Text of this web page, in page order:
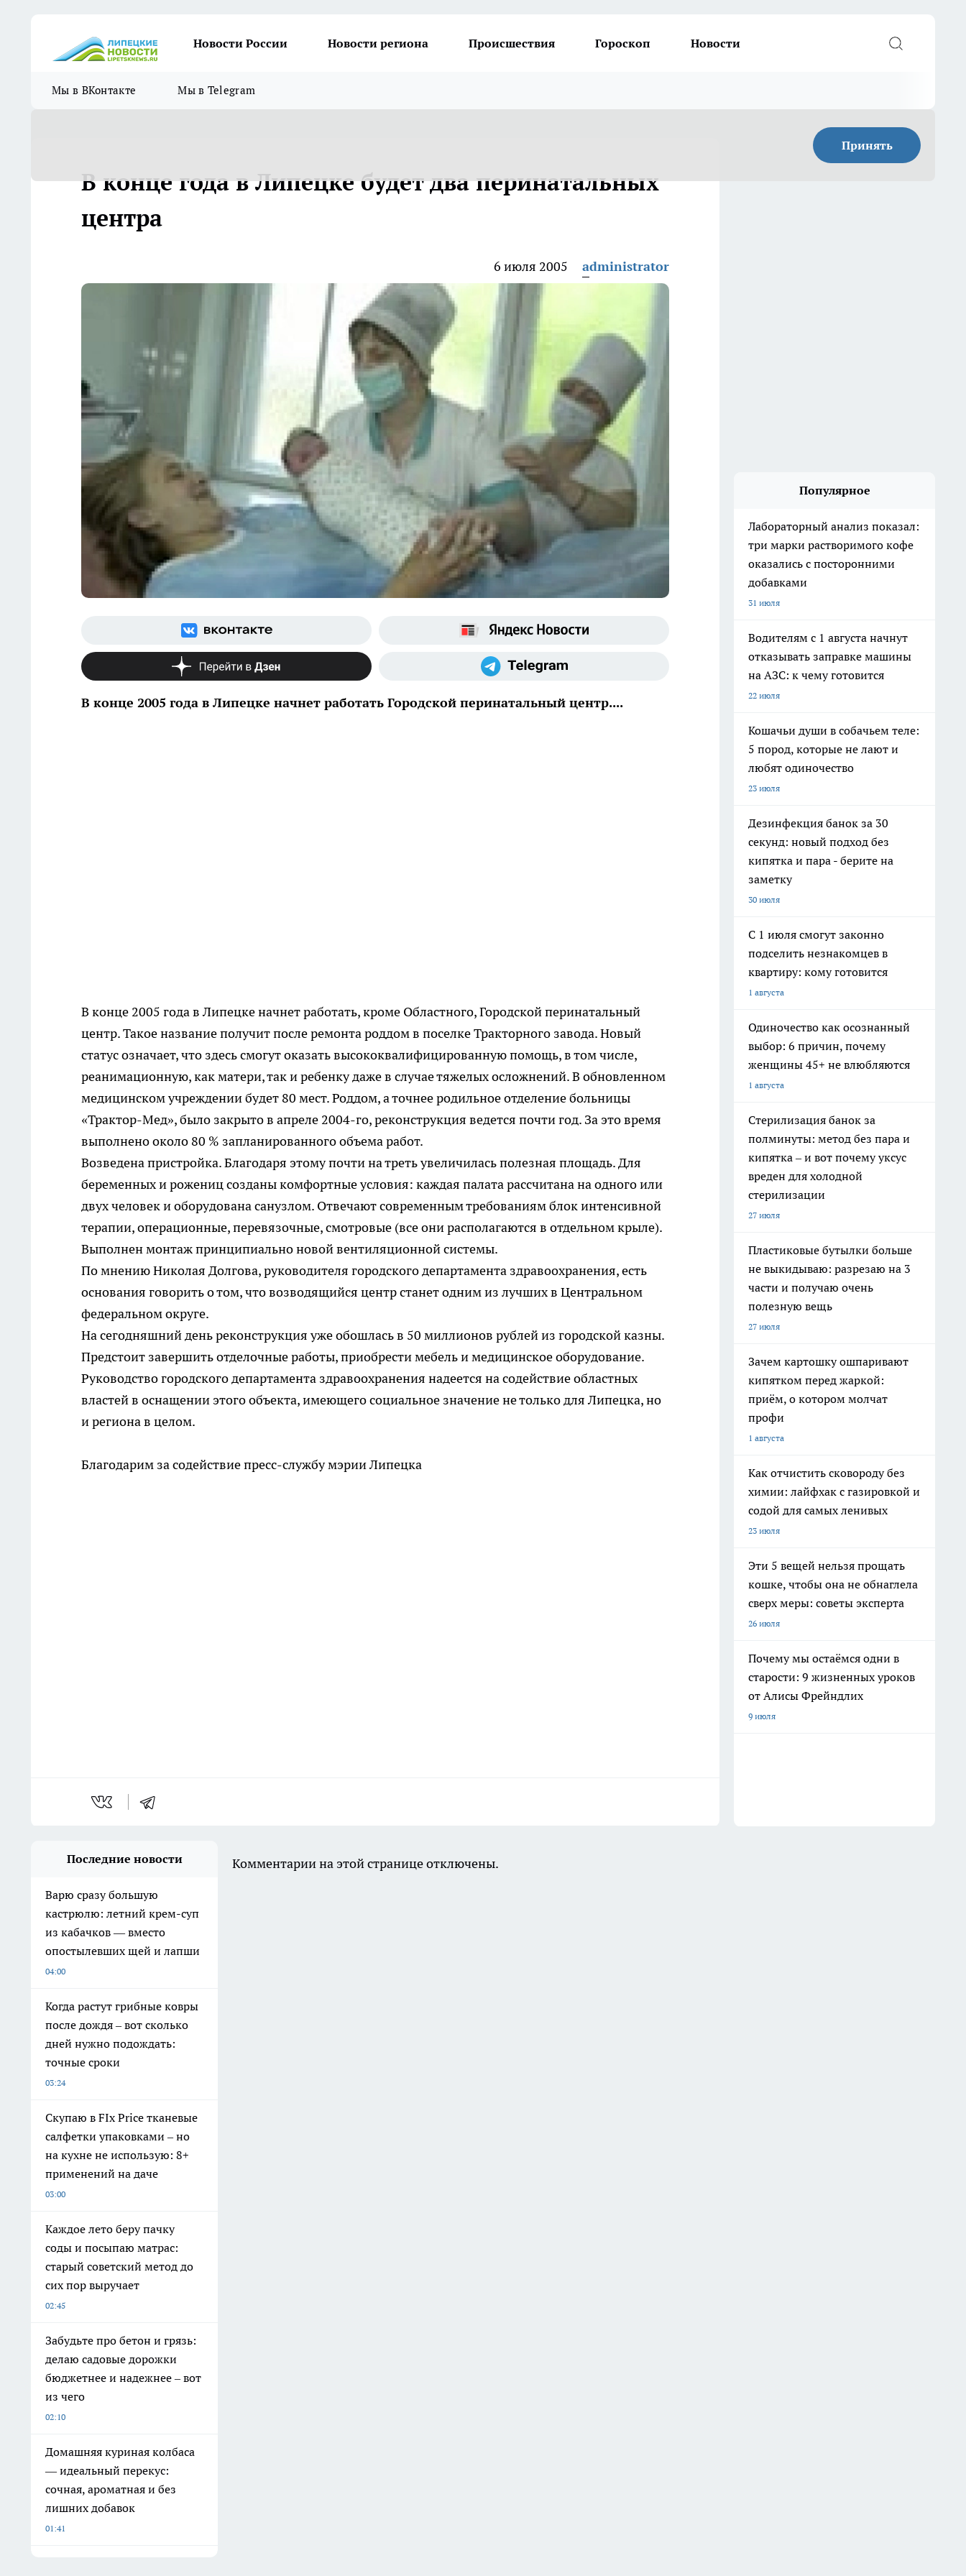
Новости России Новости региона Происшествия Гороскоп Новости
Мы в ВКонтакте Мы в Telegram
Принять
В конце года в Липецке будет два перинатальных
центра
6 июля 2005 administrator
В конце 2005 года в Липецке начнет работать Городской перинатальный центр....
В конце 2005 года в Липецке начнет работать, кроме Областного, Городской перинатальный
центр. Такое название получит после ремонта роддом в поселке Тракторного завода. Новый
статус означает, что здесь смогут оказать высококвалифицированную помощь, в том числе,
реанимационную, как матери, так и ребенку даже в случае тяжелых осложнений. В обновленном
медицинском учреждении будет 80 мест. Роддом, а точнее родильное отделение больницы
«Трактор-Мед», было закрыто в апреле 2004-го, реконструкция ведется почти год. За это время
выполнено около 80 % запланированного объема работ.
Возведена пристройка. Благодаря этому почти на треть увеличилась полезная площадь. Для
беременных и рожениц созданы комфортные условия: каждая палата рассчитана на одного или
двух человек и оборудована санузлом. Отвечают современным требованиям блок интенсивной
терапии, операционные, перевязочные, смотровые (все они располагаются в отдельном крыле).
Выполнен монтаж принципиально новой вентиляционной системы.
По мнению Николая Долгова, руководителя городского департамента здравоохранения, есть
основания говорить о том, что возводящийся центр станет одним из лучших в Центральном
федеральном округе.
На сегодняшний день реконструкция уже обошлась в 50 миллионов рублей из городской казны.
Предстоит завершить отделочные работы, приобрести мебель и медицинское оборудование.
Руководство городского департамента здравоохранения надеется на содействие областных
властей в оснащении этого объекта, имеющего социальное значение не только для Липецка, но
и региона в целом.
Благодарим за содействие пресс-службу мэрии Липецка
Популярное
Лабораторный анализ показал:
три марки растворимого кофе
оказались с посторонними
добавками
31 июля
Водителям с 1 августа начнут
отказывать заправке машины
на АЗС: к чему готовится
22 июля
Кошачьи души в собачьем теле:
5 пород, которые не лают и
любят одиночество
23 июля
Дезинфекция банок за 30
секунд: новый подход без
кипятка и пара - берите на
заметку
30 июля
С 1 июля смогут законно
подселить незнакомцев в
квартиру: кому готовится
1 августа
Одиночество как осознанный
выбор: 6 причин, почему
женщины 45+ не влюбляются
1 августа
Стерилизация банок за
полминуты: метод без пара и
кипятка – и вот почему уксус
вреден для холодной
стерилизации
27 июля
Пластиковые бутылки больше
не выкидываю: разрезаю на 3
части и получаю очень
полезную вещь
27 июля
Зачем картошку ошпаривают
кипятком перед жаркой:
приём, о котором молчат
профи
1 августа
Как отчистить сковороду без
химии: лайфхак с газировкой и
содой для самых ленивых
23 июля
Эти 5 вещей нельзя прощать
кошке, чтобы она не обнаглела
сверх меры: советы эксперта
26 июля
Почему мы остаёмся одни в
старости: 9 жизненных уроков
от Алисы Фрейндлих
9 июля
Последние новости
Варю сразу большую
кастрюлю: летний крем-суп
из кабачков — вместо
опостылевших щей и лапши
04:00
Когда растут грибные ковры
после дождя – вот сколько
дней нужно подождать:
точные сроки
03:24
Скупаю в FIx Price тканевые
салфетки упаковками – но
на кухне не использую: 8+
применений на даче
03:00
Каждое лето беру пачку
соды и посыпаю матрас:
старый советский метод до
сих пор выручает
02:45
Забудьте про бетон и грязь:
делаю садовые дорожки
бюджетнее и надежнее – вот
из чего
02:10
Домашняя куриная колбаса
— идеальный перекус:
сочная, ароматная и без
лишних добавок
01:41
Комментарии на этой странице отключены.